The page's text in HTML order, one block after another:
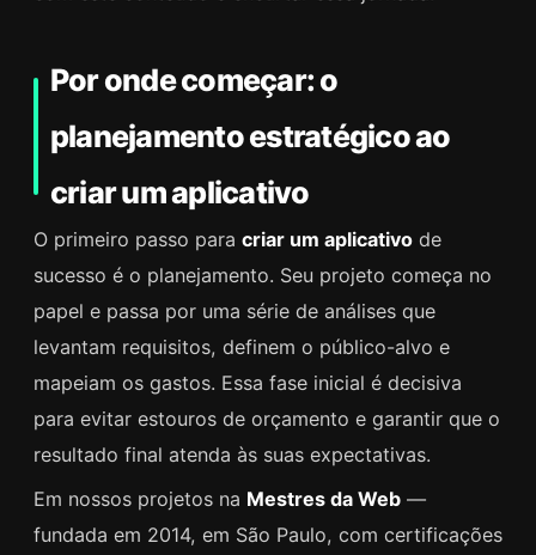
Por onde começar: o
planejamento estratégico ao
criar um aplicativo
O primeiro passo para criar um aplicativo de
sucesso é o planejamento. Seu projeto começa no
papel e passa por uma série de análises que
levantam requisitos, definem o público-alvo e
mapeiam os gastos. Essa fase inicial é decisiva
para evitar estouros de orçamento e garantir que o
resultado final atenda às suas expectativas.
Em nossos projetos na Mestres da Web —
fundada em 2014, em São Paulo, com certificações